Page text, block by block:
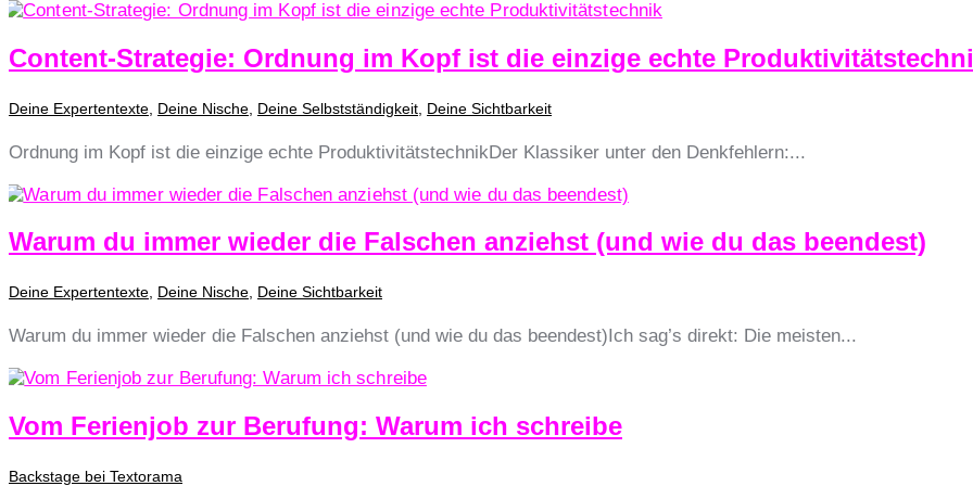
Content-Strategie: Ordnung im Kopf ist die einzige echte
Deine Expertentexte Deine Nische Deine Selbstständigkeit Deine Sichtbarkeit
Ordnung im Kopf ist die einzige echte ProduktivitätstechnikDer Klassiker unter den Denkfehlern:...
Warum du immer wieder die Falschen anziehst (und wie du das beendest)
Deine Expertentexte, Deine Nische, Deine Sichtbarkeit
Warum du immer wieder die Falschen anziehst (und wie du das beendest)Ich sag’s direkt: Die meisten...
Vom Ferienjob zur Berufung: Warum ich schreibe
Backstage bei Textorama